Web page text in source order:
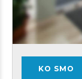
KO SMO